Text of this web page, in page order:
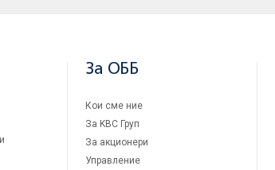
За ОББ
Кои сме ние
За KBC Груп
За акционери
Управление